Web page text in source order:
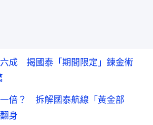
六成 揭國泰「期間限定」鍊金術
倍？ 拆解國泰航線「黃金部
身